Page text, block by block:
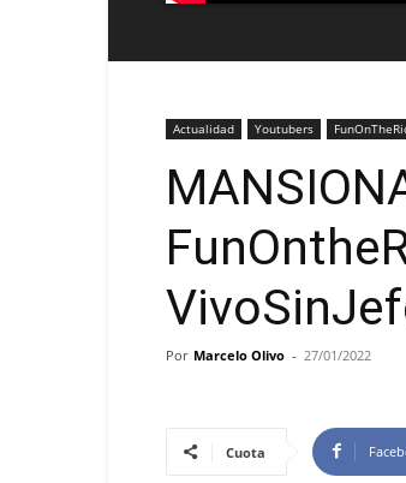
Actualidad Youtubers
Por Marcelo Olivo - 27/01/2022
Cuota